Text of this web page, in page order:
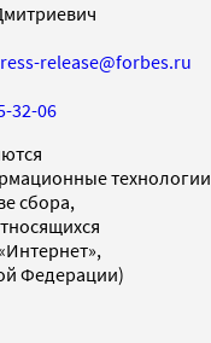
release@forbes.ru
32-06
технологии
сбора,
Федерации)